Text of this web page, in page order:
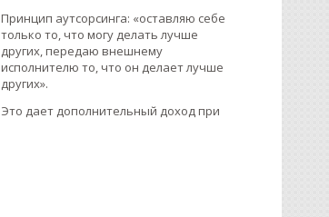
Принцип аутсорсинга: «оставляю себе
только то, что могу делать лучше
других, передаю внешнему
исполнителю то, что он делает лучше
других».
Это дает дополнительный доход при